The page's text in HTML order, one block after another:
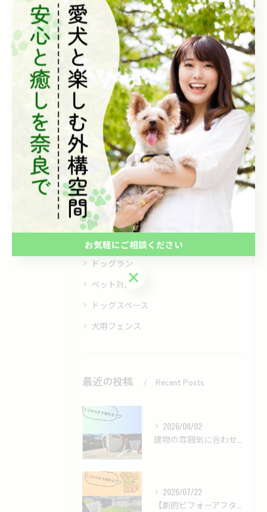
📩 お問い合わせお待ちしてます！
🗓️ 相談会のご予約もぜひ♪
🌐 ホームページもチェックしてみてください👍
< 前のページ 一覧に戻る 次のページ >
カテゴリー Categories
全てのカテゴリー
庭
ドッグラン
ペット対応
ドッグスペース
犬用フェンス
最近の投稿 Recent Posts
2026/08/02
建物の雰囲気に合わせた、落ち着きのあるモダン外構✨
2026/07/22
【劇的ビフォーアフター】雑草だらけの法面が、ロックガーデンで...
お気軽にご相談ください
お気軽にご相談ください